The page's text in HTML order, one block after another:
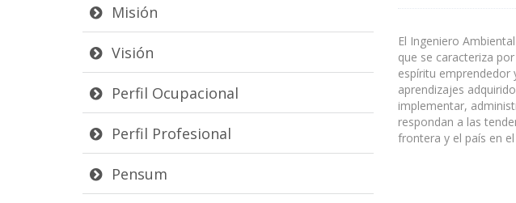
Misión
Visión
Perfil Ocupacional
Perfil Profesional
Pensum
El Ingeniero
que se caracteriza
espíritu emprendedor
aprendizajes
implementar,
respondan a las
frontera y el país en